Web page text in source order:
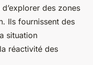
des zones
Ils fournissent des
situation
réactivité des